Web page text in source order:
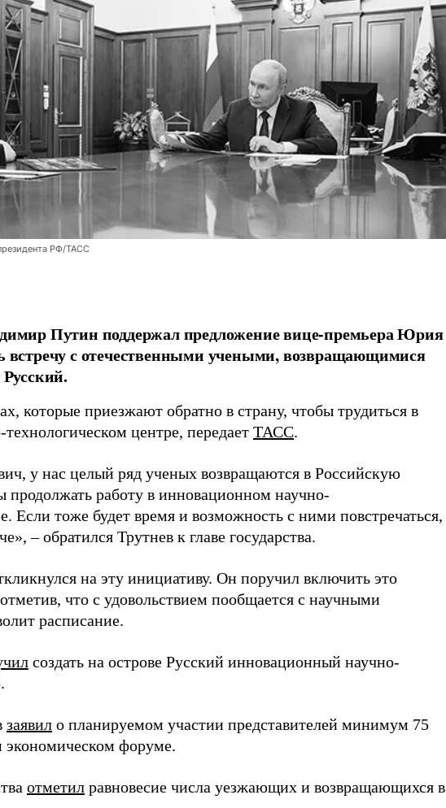
РФ/ТАСС
Путин поддержал предложение вице-премьера Юрия
встречу с отечественными учеными, возвращающимися
которые приезжают обратно в страну, чтобы трудиться в
центре, передает ТАСС.
у нас целый ряд ученых возвращаются в Российскую
работу в инновационном научно-
Если тоже будет время и возможность с ними повстречаться,
– обратился Трутнев к главе государства.
на эту инициативу. Он поручил включить это
что с удовольствием пообщается с научными
расписание.
создать на острове Русский инновационный научно-
заявил о планируемом участии представителей минимум 75
экономическом форуме.
отметил равновесие числа уезжающих и возвращающихся в